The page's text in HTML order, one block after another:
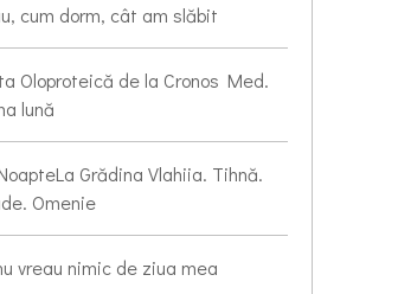
cum dorm, cât am slăbit
Oloproteică de la Cronos Med.
lună
Grădina Vlahiia. Tihnă.
Omenie
vreau nimic de ziua mea